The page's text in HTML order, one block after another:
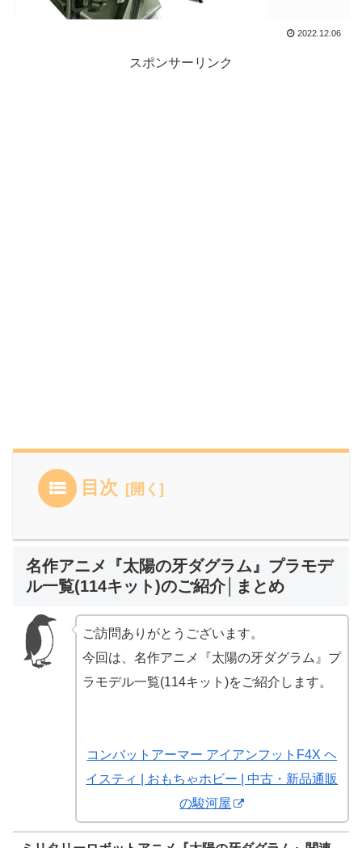
2022.12.06
スポンサーリンク
目次
名作アニメ『太陽の牙ダグラム』プラモデ
ル一覧(114キット)のご紹介│まとめ
ご訪問ありがとうございます。
今回は、名作アニメ『太陽の牙ダグラム』プ
ラモデル一覧(114キット)をご紹介します。
コンバットアーマー アイアンフットF4X ヘ
イスティ | おもちゃホビー | 中古・新品通販
の駿河屋